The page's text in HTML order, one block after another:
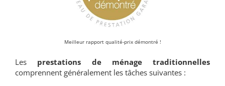
Meilleur rapport qualité-prix démontré !
Les prestations de ménage traditionnelles
comprennent généralement les tâches suivantes :